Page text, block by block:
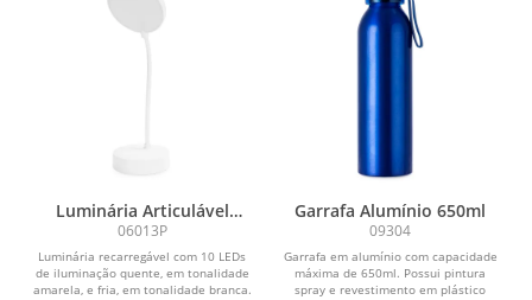
Luminária Articulável
Recarregável 10 LEDs
06013P
Luminária recarregável com 10 LEDs
de iluminação quente, em tonalidade
amarela, e fria, em tonalidade branca.
Garrafa Alumínio 650ml
09304
Garrafa em alumínio com capacidade
máxima de 650ml. Possui pintura
spray e revestimento em plástico